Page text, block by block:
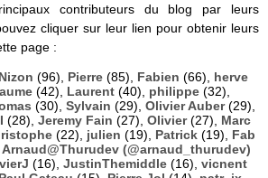
contributeurs du blog par leurs
cliquer sur leur lien pour obtenir leurs
page :
(96), Pierre (85), Fabien (66), herve
(42), Laurent (40), philippe (32),
(30), Sylvain (29), Olivier Auber(29),
(28), Jeremy Fain (27), Olivier(27), Marc
(22), julien (19), Patrick (19), Fab
Arnaud@Thurudev (@arnaud_thurudev)
(16), JustinThemiddle (16), vicnent